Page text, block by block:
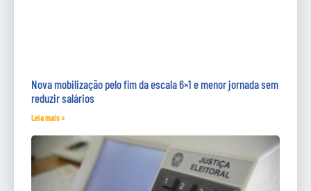
Nova mobilização pelo fim da escala 6×1 e menor jornada sem
reduzir salários
Leia mais »